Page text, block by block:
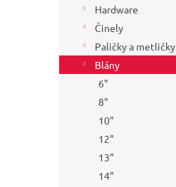
Hardware
Činely
Paličky a metličky
Blány
6"
8"
10"
12"
13"
14"